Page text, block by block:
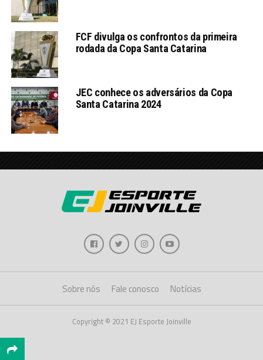
FCF divulga os confrontos da primeira
rodada da Copa Santa Catarina
JEC conhece os adversários da Copa
Santa Catarina 2024
Sobre nós Fale conosco Notícias
Copyright © 2021 EJ Esporte Joinville